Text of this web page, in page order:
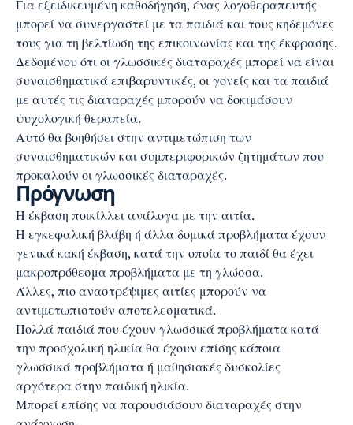
Για εξειδικευμένη καθοδήγηση, ένας λογοθεραπευτής
μπορεί να συνεργαστεί με τα παιδιά και τους κηδεμόνες
τους για τη βελτίωση της επικοινωνίας και της έκφρασης.
Δεδομένου ότι οι γλωσσικές διαταραχές μπορεί να είναι
συναισθηματικά επιβαρυντικές, οι γονείς και τα παιδιά
με αυτές τις διαταραχές μπορούν να δοκιμάσουν
ψυχολογική θεραπεία.
Αυτό θα βοηθήσει στην αντιμετώπιση των
συναισθηματικών και συμπεριφορικών ζητημάτων που
προκαλούν οι γλωσσικές διαταραχές.
Πρόγνωση
Η έκβαση ποικίλλει ανάλογα με την αιτία.
Η εγκεφαλική βλάβη ή άλλα δομικά προβλήματα έχουν
γενικά κακή έκβαση, κατά την οποία το παιδί θα έχει
μακροπρόθεσμα προβλήματα με τη γλώσσα.
Άλλες, πιο αναστρέψιμες αιτίες μπορούν να
αντιμετωπιστούν αποτελεσματικά.
Πολλά παιδιά που έχουν γλωσσικά προβλήματα κατά
την προσχολική ηλικία θα έχουν επίσης κάποια
γλωσσικά προβλήματα ή μαθησιακές δυσκολίες
αργότερα στην παιδική ηλικία.
Μπορεί επίσης να παρουσιάσουν διαταραχές στην